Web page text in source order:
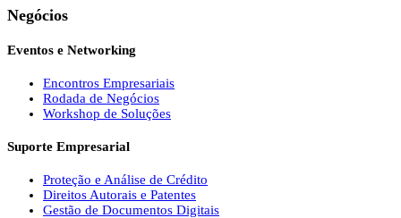
Negócios
Eventos e Networking
Encontros Empresariais
Rodada de Negócios
Workshop de Soluções
Suporte Empresarial
Proteção e Análise de Crédito
Direitos Autorais e Patentes
Gestão de Documentos Digitais